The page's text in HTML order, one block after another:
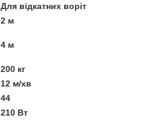
Для відкатних воріт
2 м
4 м
200 кг
12 м/хв
44
210 Вт